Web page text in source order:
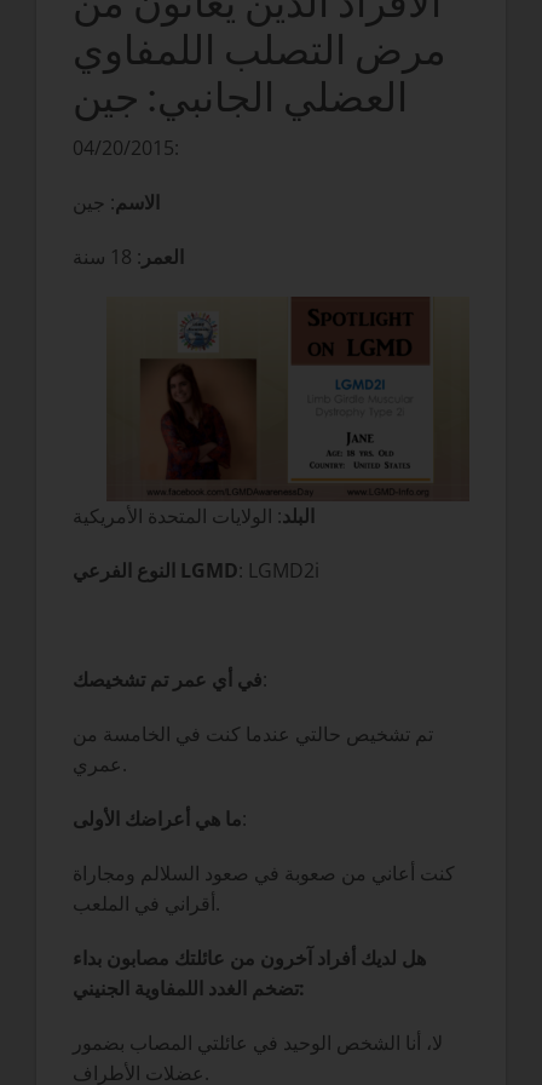
مرض التصلب اللمفاوي
العضلي الجانبي: جين
04/20/2015:
الاسم: جين
العمر : 18 سنة
البلد: الولايات المتحدة الأمريكية
النوع الفرعي LGMD: LGMD2i
في أي عمر تم تشخيصك:
تم تشخيص حالتي عندما كنت في الخامسة من
عمري.
ما هي أعراضك الأولى:
كنت أعاني من صعوبة في صعود السلالم ومجاراة
أقراني في الملعب.
هل لديك أفراد آخرون من عائلتك مصابون بداء
تضخم الغدد اللمفاوية الجنيني:
لا، أنا الشخص الوحيد في عائلتي المصاب بضمور
عضلات الأطراف.